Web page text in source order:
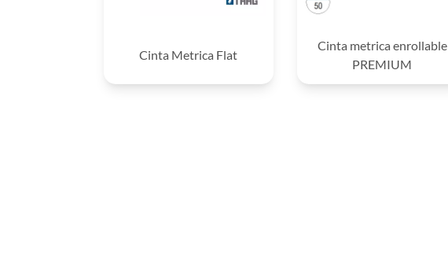
Cinta Metrica Flat
Cinta metrica enrollable
PREMIUM